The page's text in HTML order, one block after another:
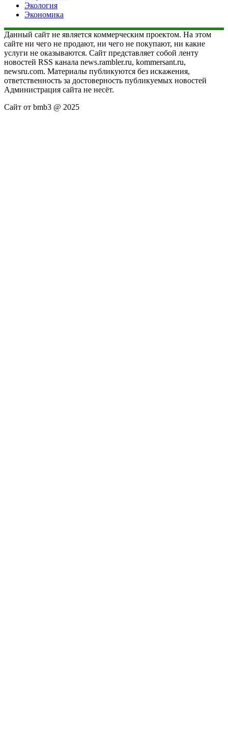
Экология
Экономика
Данный сайт не является коммерческим проектом. На этом
сайте ни чего не продают, ни чего не покупают, ни какие
услуги не оказываются. Сайт представляет собой ленту
новостей RSS канала news.rambler.ru, kommersant.ru,
newsru.com. Материалы публикуются без искажения,
ответственность за достоверность публикуемых новостей
Администрация сайта не несёт.
Сайт от bmb3 @ 2025